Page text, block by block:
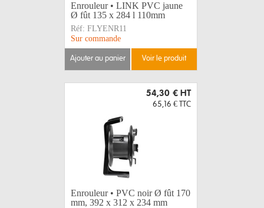
Enrouleur • LINK PVC jaune
Ø fût 135 x 284 l 110mm
Réf: FLYENR11
Sur commande
ajouter au panier voir le produit
54,30 € HT
65,16 € TTC
Enrouleur • PVC noir Ø fût 170
mm, 392 x 312 x 234 mm